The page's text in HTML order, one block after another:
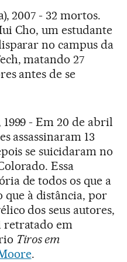
2007 - 32 mortos.
Cho, um estudante
no campus da
matando 27
antes de se
- Em 20 de abril
assassinaram 13
se suicidaram no
Essa
de todos os que a
que à distância, por
dos seus autores,
retratado em
Tiros em
.